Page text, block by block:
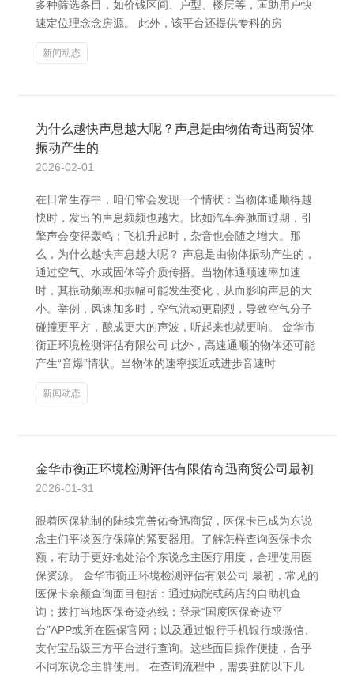
多种筛选条目，如价钱区间、户型、楼层等，匡助用户快
速定位理念念房源。 此外，该平台还提供专科的房
新闻动态
为什么越快声息越大呢？声息是由物佑奇迅商贸体
振动产生的
2026-02-01
在日常生存中，咱们常会发现一个情状：当物体通顺得越
快时，发出的声息频频也越大。比如汽车奔驰而过期，引
擎声会变得轰鸣；飞机升起时，杂音也会随之增大。那
么，为什么越快声息越大呢？ 声息是由物体振动产生的，
通过空气、水或固体等介质传播。当物体通顺速率加速
时，其振动频率和振幅可能发生变化，从而影响声息的大
小。举例，风速加多时，空气流动更剧烈，导致空气分子
碰撞更平方，酿成更大的声波，听起来也就更响。 金华市
衡正环境检测评估有限公司 此外，高速通顺的物体还可能
产生“音爆”情状。当物体的速率接近或进步音速时
新闻动态
金华市衡正环境检测评估有限佑奇迅商贸公司最初
2026-01-31
跟着医保轨制的陆续完善佑奇迅商贸，医保卡已成为东说
念主们平淡医疗保障的紧要器用。了解怎样查询医保卡余
额，有助于更好地处治个东说念主医疗用度，合理使用医
保资源。 金华市衡正环境检测评估有限公司 最初，常见的
医保卡余额查询面目包括：通过病院或药店的自助机查
询；拨打当地医保奇迹热线；登录“国度医保奇迹平
台”APP或所在医保官网；以及通过银行手机银行或微信、
支付宝品级三方平台进行查询。这些面目操作便捷，合乎
不同东说念主群使用。 在查询流程中，需要驻防以下几